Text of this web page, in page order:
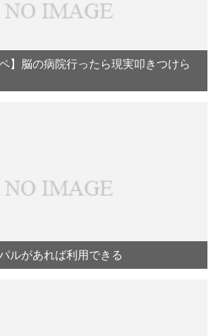
】脳の病院行ったら現実叩きつけら
ルがあれば利用できる